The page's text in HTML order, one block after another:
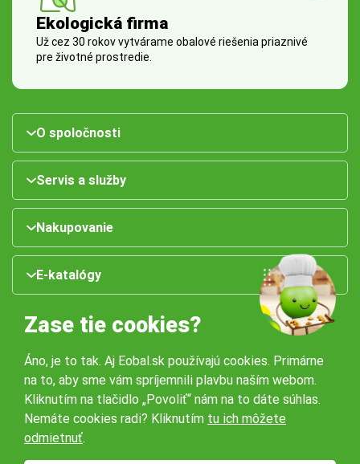
Ekologická firma
Už cez 30 rokov vytvárame obalové riešenia priaznivé
pre životné prostredie.
O spoločnosti
Servis a služby
Nakupovanie
E-katalógy
Naše pobočky:
Zase tie cookies?
Áno, je to tak. Aj Eobal.sk používajú cookies. Primárne
na to, aby sme vám spríjemnili plavbu naším webom.
Kliknutím na tlačidlo „Povoliť“ nám na to dáte súhlas.
Nemáte cookies radi? Kliknutím tu ich môžete
odmietnuť.